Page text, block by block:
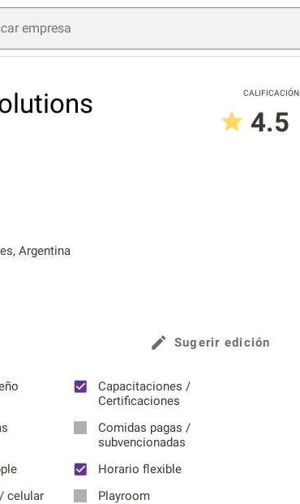
CALIFICACIÓN
4.5
Argentina
Sugerir edición
Capacitaciones /
Certificaciones
Comidas pagas /
subvencionadas
Horario flexible
celular
Playroom